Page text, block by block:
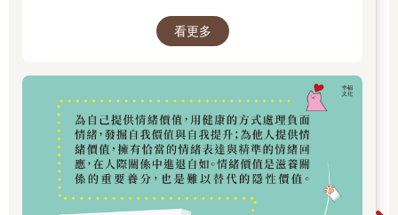
紐約市警局禁止使用的鎖喉方式將他壓制。加納在一小時之後死
亡。根據法醫的報告，他死在警察手下，那是殺人罪。雖然警方
化模式證明了：加納和佛格森市的麥可‧布朗（Michael
Brown）、法爾考高地市的菲蘭多‧卡斯蒂爾（Philando
Castile）、沃斯堡的阿塔提亞娜‧傑佛森（Atatiana Jefferson）、
克利夫蘭的塔米爾‧萊斯（Tamir Rice）、還有其他許多人之所以
死亡，是因為警察對這些人──一個父親、一個未持械的青少年、
一個蒙特梭利學校的營養師、一個醫學預科畢業生、一個十二歲
男孩──作出了與面對白人時不同的反應。
看更多